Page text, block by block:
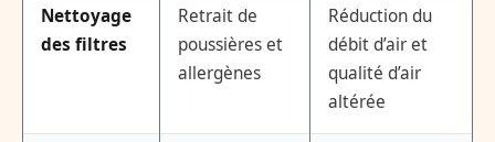
Nettoyage
des filtres
Retrait de
poussières et
allergènes
Réduction du
débit d’air et
qualité d’air
altérée